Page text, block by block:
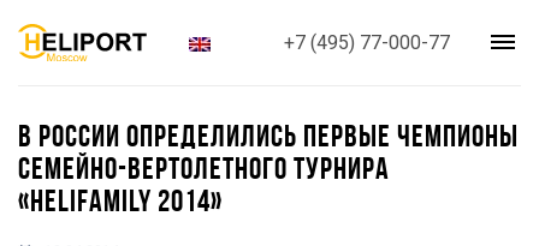
+7 (495) 77-000-77
В РОССИИ ОПРЕДЕЛИЛИСЬ ПЕРВЫЕ ЧЕМПИОНЫ
СЕМЕЙНО-ВЕРТОЛЕТНОГО ТУРНИРА
«HELIFAMILY 2014»